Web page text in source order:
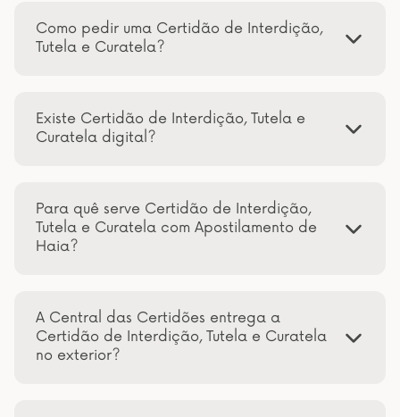
Como pedir uma Certidão de Interdição,
Tutela e Curatela?
Existe Certidão de Interdição, Tutela e
Curatela digital?
Para quê serve Certidão de Interdição,
Tutela e Curatela com Apostilamento de
Haia?
A Central das Certidões entrega a
Certidão de Interdição, Tutela e Curatela
no exterior?